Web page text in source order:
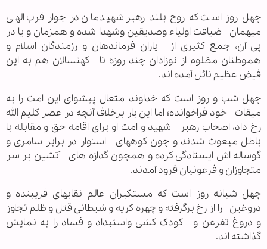
چهل روز است که روح بلند رهبر شهیدمان در جوار قرب الهی
میهمان ضیافت اولیاء وصدیقین وشهدا شده و همزمان و یا در
پی آن، جمع کثیری از یاران فرماندهان و رزمندگان اسلام و
هموطنان مظلوم از نوزادان چند روزه تا کهنسالان هم به این
فیض عظیم نائل آمده اند.
چهل شب و روز است که خداوند متعال پیشوای این امت را به
میقات خود فراخوانده؛ اما این بار برخلاف آنچه در عصر کلیم الله
رخ داد، اصحاب رهبر شهید و امت او برای اقامه حق و مقابله با
باطل مبعوث شدند و چون کوههای استوار در برابر سامری و
گوساله اش ایستادگی کرده و همچون گدازه های آتشین بر سر
متجاوزان و فرعونیان فرود آمدند.
چهل شبانه روز است که مستکبران عالم نقابهای فریبنده و
دروغین را از رخ برگرفته و چهره کریه و شیطانی قتل و ظلم تجاوز
و دروغ تفرعن و کودک کشی واستبداد و فساد را به نمایش
گذاشته اند.